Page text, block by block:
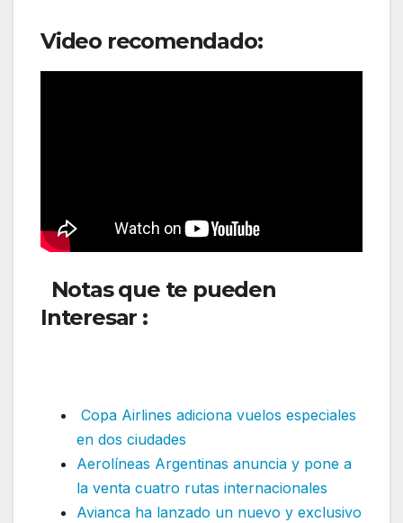
Video recomendado:
Notas que te pueden
Interesar :
Copa Airlines adiciona vuelos especiales
en dos ciudades
Aerolíneas Argentinas anuncia y pone a
la venta cuatro rutas internacionales
Avianca ha lanzado un nuevo y exclusivo